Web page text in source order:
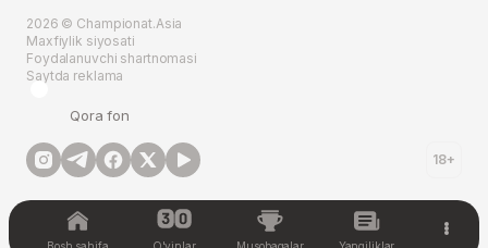
2026 © Championat.Asia
Maxfiylik siyosati
Foydalanuvchi shartnomasi
Saytda reklama
Qora fon
18+